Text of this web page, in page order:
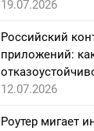
19.07.2026
Российский
приложений:
12.07.2026
Роутер мигает